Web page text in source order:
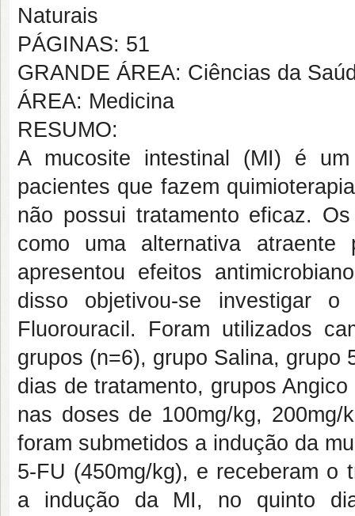
Naturais
PÁGINAS: 51
GRANDE ÁREA: Ciências da
ÁREA: Medicina
RESUMO:
A mucosite intestinal (MI) é
pacientes que fazem
não possui tratamento eficaz.
como uma alternativa
apresentou efeitos
disso objetivou-se investigar
Fluorouracil. Foram utilizados
grupos (n=6), grupo Salina, grupo
dias de tratamento, grupos
nas doses de 100mg/kg,
foram submetidos a indução da
5-FU (450mg/kg), e receberam o
a indução da MI, no quinto